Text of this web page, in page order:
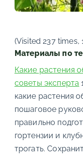
(Visited 237 times,
Материалы по
Какие растения
советы эксперта
какие растения
пошаговое
правильно
гортензии и
трогать.